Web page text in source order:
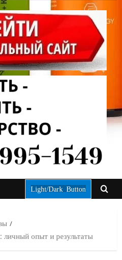
Light/Dark Button
опыт и результаты